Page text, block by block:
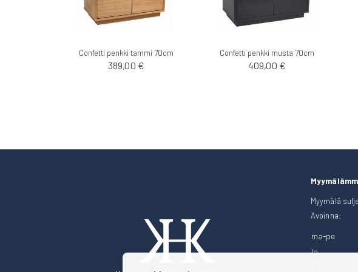
Confetti penkki tammi 70cm
389,00 €
Confetti penkki musta 70cm
409,00 €
Myymälä
Avoinna:
ma-pe
la